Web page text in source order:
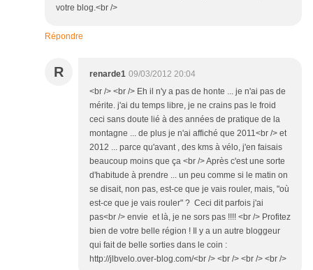
votre blog.<br />
Répondre
R renarde1 09/03/2012 20:04
<br /> <br /> Eh il n'y a pas de honte ... je n'ai pas de
mérite. j'ai du temps libre, je ne crains pas le froid
ceci sans doute lié à des années de pratique de la
montagne ... de plus je n'ai affiché que 2011<br /> et
2012 ... parce qu'avant , des kms à vélo, j'en faisais
beaucoup moins que ça <br /> Après c'est une sorte
d'habitude à prendre ... un peu comme si le matin on
se disait, non pas, est-ce que je vais rouler, mais, "où
est-ce que je vais rouler" ? Ceci dit parfois j'ai
pas<br /> envie et là, je ne sors pas !!!! <br /> Profitez
bien de votre belle région ! Il y a un autre bloggeur
qui fait de belle sorties dans le coin :
http://jlbvelo.over-blog.com/<br /> <br /> <br /> <br />